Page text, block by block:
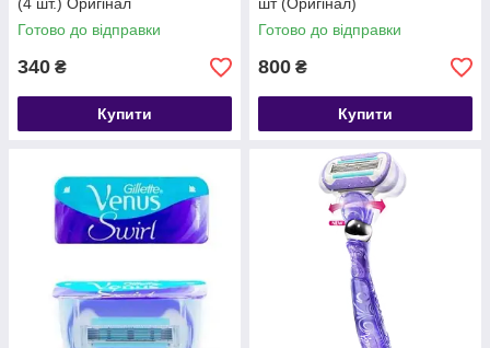
(4 шт.) Оригінал
Готово до відправки
340 ₴
Купити
шт (Оригінал)
Готово до відправки
800 ₴
Купити